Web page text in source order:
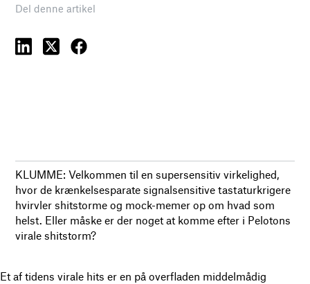
Del denne artikel
KLUMME: Velkommen til en supersensitiv virkelighed,
hvor de krænkelsesparate signalsensitive tastaturkrigere
hvirvler shitstorme og mock-memer op om hvad som
helst. Eller måske er der noget at komme efter i Pelotons
virale shitstorm?
Et af tidens virale hits er en på overfladen middelmådig